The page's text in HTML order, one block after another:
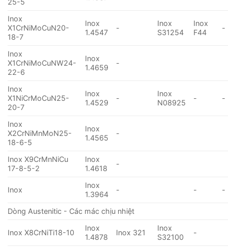
25-5
Inox
X1CrNiMoCuN20-
18-7
Inox
1.4547
-
Inox
S31254
Inox
F44
-
Inox
X1CrNiMoCuNW24-
22-6
Inox
1.4659
-
Inox
X1NiCrMoCuN25-
20-7
Inox
1.4529
-
Inox
N08925
- -
Inox
X2CrNiMnMoN25-
18-6-5
Inox
1.4565
-
Inox X9CrMnNiCu
17-8-5-2
Inox
1.4618
-
Inox
Inox
1.3964
- - -
Dòng Austenitic - Các mác chịu nhiệt
Inox X8CrNiTi18-10
Inox
1.4878
Inox 321
Inox
S32100
-